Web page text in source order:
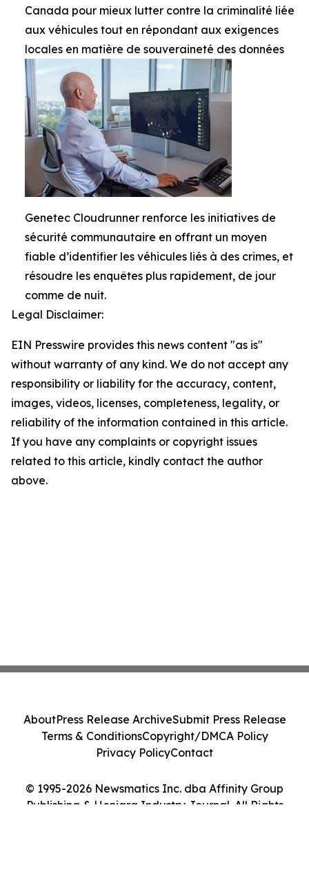
Canada pour mieux lutter contre la criminalité liée
aux véhicules tout en répondant aux exigences
locales en matière de souveraineté des données
Genetec Cloudrunner renforce les initiatives de
sécurité communautaire en offrant un moyen
fiable d’identifier les véhicules liés à des crimes, et
résoudre les enquêtes plus rapidement, de jour
comme de nuit.
Legal Disclaimer:
EIN Presswire provides this news content "as is"
without warranty of any kind. We do not accept any
responsibility or liability for the accuracy, content,
images, videos, licenses, completeness, legality, or
reliability of the information contained in this article.
If you have any complaints or copyright issues
related to this article, kindly contact the author
above.
© 1995-2026 Newsmatics Inc. dba Affinity Group
Publishing & Honiara Industry Journal. All Rights
AboutPress Release ArchiveSubmit Press Release
Terms & ConditionsCopyright/DMCA Policy
Privacy PolicyContact